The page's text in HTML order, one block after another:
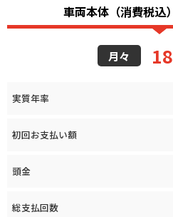
車両本体（消費税込
月々
実質年率
初回お支払い額
頭金
総支払回数